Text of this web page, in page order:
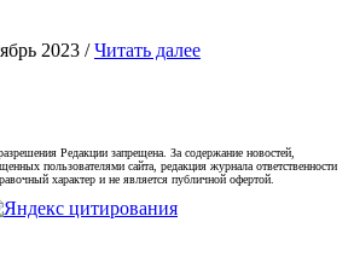
2023 /Читать далее
Редакции запрещена. За содержание новостей,
пользователями сайта, редакция журнала ответственности
характер и не является публичной офертой.